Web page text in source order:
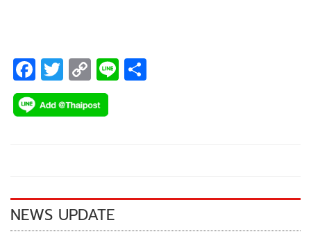
F
ac
e
k
T
wi
tt
C
o
p
k
Li
NEWS UPDATE